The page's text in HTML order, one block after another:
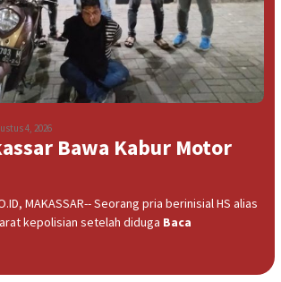
4, 2026
Bawa Kabur Motor
MAKASSAR-- Seorang pria berinisial HS alias
kepolisian setelah diduga Baca